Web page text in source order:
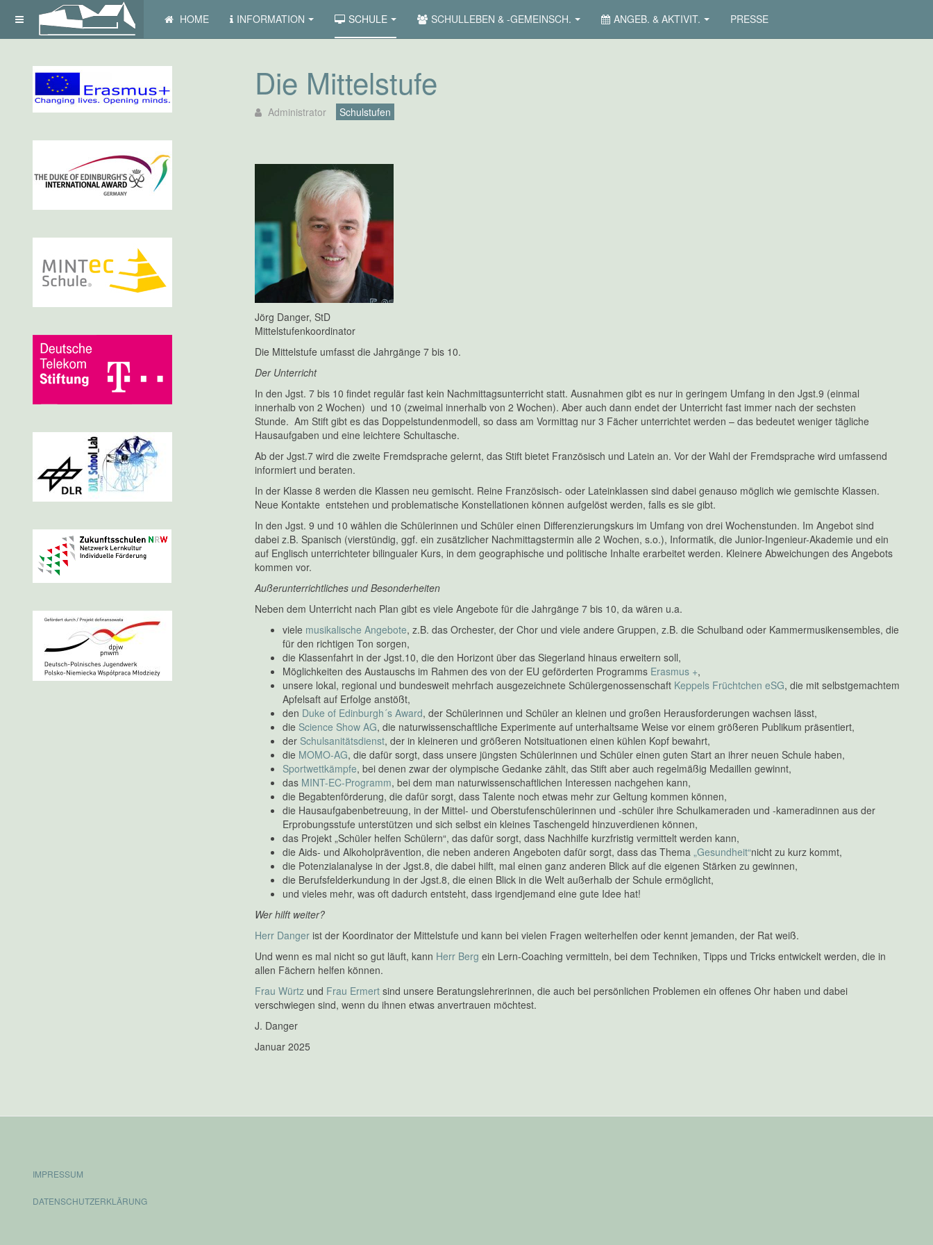
HOME INFORMATION SCHULE SCHULLEBEN & -GEMEINSCH. ANGEB. & AKTIVIT. PRESSE
Die Mittelstufe
Administrator Schulstufen
Jörg Danger, StD
Mittelstufenkoordinator
Die Mittelstufe umfasst die Jahrgänge 7 bis 10.
Der Unterricht
In den Jgst. 7 bis 10 findet regulär fast kein Nachmittagsunterricht statt. Ausnahmen gibt es nur in geringem Umfang in den Jgst.9 (einmal
innerhalb von 2 Wochen) und 10 (zweimal innerhalb von 2 Wochen). Aber auch dann endet der Unterricht fast immer nach der sechsten
Stunde. Am Stift gibt es das Doppelstundenmodell, so dass am Vormittag nur 3 Fächer unterrichtet werden – das bedeutet weniger tägliche
Hausaufgaben und eine leichtere Schultasche.
Ab der Jgst.7 wird die zweite Fremdsprache gelernt, das Stift bietet Französisch und Latein an. Vor der Wahl der Fremdsprache wird umfassend
informiert und beraten.
In der Klasse 8 werden die Klassen neu gemischt. Reine Französisch- oder Lateinklassen sind dabei genauso möglich wie gemischte Klassen.
Neue Kontakte entstehen und problematische Konstellationen können aufgelöst werden, falls es sie gibt.
In den Jgst. 9 und 10 wählen die Schülerinnen und Schüler einen Differenzierungskurs im Umfang von drei Wochenstunden. Im Angebot sind
dabei z.B. Spanisch (vierstündig, ggf. ein zusätzlicher Nachmittagstermin alle 2 Wochen, s.o.), Informatik, die Junior-Ingenieur-Akademie und ein
auf Englisch unterrichteter bilingualer Kurs, in dem geographische und politische Inhalte erarbeitet werden. Kleinere Abweichungen des Angebots
kommen vor.
Außerunterrichtliches und Besonderheiten
Neben dem Unterricht nach Plan gibt es viele Angebote für die Jahrgänge 7 bis 10, da wären u.a.
viele musikalische Angebote, z.B. das Orchester, der Chor und viele andere Gruppen, z.B. die Schulband oder Kammermusikensembles, die
für den richtigen Ton sorgen,
die Klassenfahrt in der Jgst.10, die den Horizont über das Siegerland hinaus erweitern soll,
Möglichkeiten des Austauschs im Rahmen des von der EU geförderten Programms Erasmus +,
unsere lokal, regional und bundesweit mehrfach ausgezeichnete Schülergenossenschaft Keppels Früchtchen eSG, die mit selbstgemachtem
Apfelsaft auf Erfolge anstößt,
den Duke of Edinburgh´s Award, der Schülerinnen und Schüler an kleinen und großen Herausforderungen wachsen lässt,
die Science Show AG, die naturwissenschaftliche Experimente auf unterhaltsame Weise vor einem größeren Publikum präsentiert,
der Schulsanitätsdienst, der in kleineren und größeren Notsituationen einen kühlen Kopf bewahrt,
die MOMO-AG, die dafür sorgt, dass unsere jüngsten Schülerinnen und Schüler einen guten Start an ihrer neuen Schule haben,
Sportwettkämpfe, bei denen zwar der olympische Gedanke zählt, das Stift aber auch regelmäßig Medaillen gewinnt,
das MINT-EC-Programm, bei dem man naturwissenschaftlichen Interessen nachgehen kann,
die Begabtenförderung, die dafür sorgt, dass Talente noch etwas mehr zur Geltung kommen können,
die Hausaufgabenbetreuung, in der Mittel- und Oberstufenschülerinnen und -schüler ihre Schulkameraden und -kameradinnen aus der
Erprobungsstufe unterstützen und sich selbst ein kleines Taschengeld hinzuverdienen können,
das Projekt „Schüler helfen Schülern“, das dafür sorgt, dass Nachhilfe kurzfristig vermittelt werden kann,
die Aids- und Alkoholprävention, die neben anderen Angeboten dafür sorgt, dass das Thema „Gesundheit“nicht zu kurz kommt,
die Potenzialanalyse in der Jgst.8, die dabei hilft, mal einen ganz anderen Blick auf die eigenen Stärken zu gewinnen,
die Berufsfelderkundung in der Jgst.8, die einen Blick in die Welt außerhalb der Schule ermöglicht,
und vieles mehr, was oft dadurch entsteht, dass irgendjemand eine gute Idee hat!
Wer hilft weiter?
Herr Danger ist der Koordinator der Mittelstufe und kann bei vielen Fragen weiterhelfen oder kennt jemanden, der Rat weiß.
Und wenn es mal nicht so gut läuft, kann Herr Berg ein Lern-Coaching vermitteln, bei dem Techniken, Tipps und Tricks entwickelt werden, die in
allen Fächern helfen können.
Frau Würtz und Frau Ermert sind unsere Beratungslehrerinnen, die auch bei persönlichen Problemen ein offenes Ohr haben und dabei
verschwiegen sind, wenn du ihnen etwas anvertrauen möchtest.
J. Danger
Januar 2025
IMPRESSUM
DATENSCHUTZERKLÄRUNG